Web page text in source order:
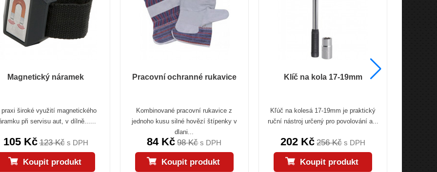
Magnetický náramek
praxi široké využití magnetického
při servisu aut, v dílně......
105 Kč 123 Kčs DPH
Koupit produkt
Pracovní ochranné rukavice
Kombinované pracovní rukavice z
jednoho kusu silné hovězí štípenky v
dlani...
84 Kč 98 Kčs DPH
Koupit produkt
Klíč na kola 17-19mm
Kľúč na kolesá 17-19mm je praktický
ruční nástroj určený pro povolování a...
202 Kč 256 Kčs DPH
Koupit produkt